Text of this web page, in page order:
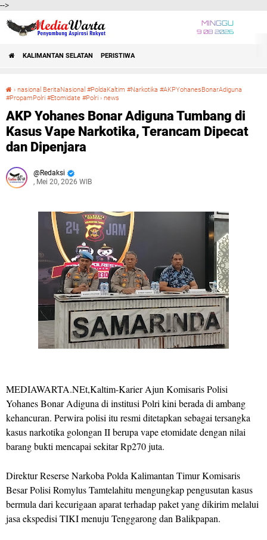
-->
MINGGU
9 08 2026
KALIMANTAN SELATAN PERISTIWA
› nasional BeritaNasional #PoldaKaltim #Narkotika #AKPYohanesBonarAdiguna
#PropamPolri #Etomidate #Polri › news
AKP Yohanes Bonar Adiguna Tumbang di
Kasus Vape Narkotika, Terancam Dipecat
dan Dipenjara
Redaksi
, Mei 20, 2026 WIB
MEDIAWARTA.NEt,Kaltim-Karier Ajun Komisaris Polisi
Yohanes Bonar Adiguna di institusi Polri kini berada di ambang
kehancuran. Perwira polisi itu resmi ditetapkan sebagai tersangka
kasus narkotika golongan II berupa vape etomidate dengan nilai
barang bukti mencapai sekitar Rp270 juta.
Direktur Reserse Narkoba Polda Kalimantan Timur Komisaris
Besar Polisi Romylus Tamtelahitu mengungkap pengusutan kasus
bermula dari kecurigaan aparat terhadap paket yang dikirim melalui
jasa ekspedisi TIKI menuju Tenggarong dan Balikpapan.